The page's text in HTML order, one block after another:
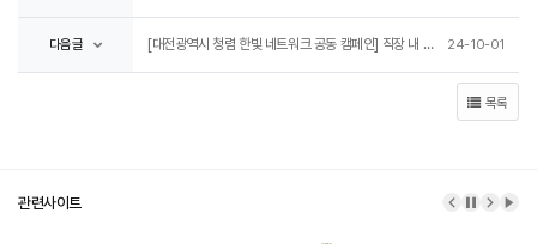
다음글 [대전광역시 청렴 한빛 네트워크 공동 캠페인] 직장 내 성희롱 예방 24-10-01
목록
관련사이트 이전 배너
배너 정
다음
배